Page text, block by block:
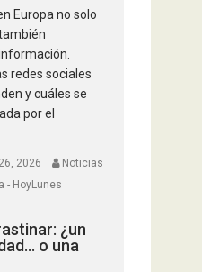
Europa no solo
redes sociales
y cuáles se
por el
2026
Noticias
- HoyLunes
¿un
o una